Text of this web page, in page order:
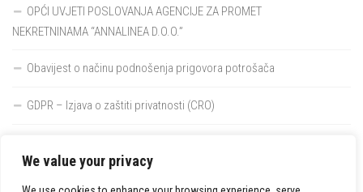
We value your privacy
OPĆI UVJETI POSLOVANJA AGENCIJE ZA PROMET
NEKRETNINAMA “ANNALINEA D.O.O.”
Obavijest o načinu podnošenja prigovora potrošača
GDPR – Izjava o zaštiti privatnosti (CRO)